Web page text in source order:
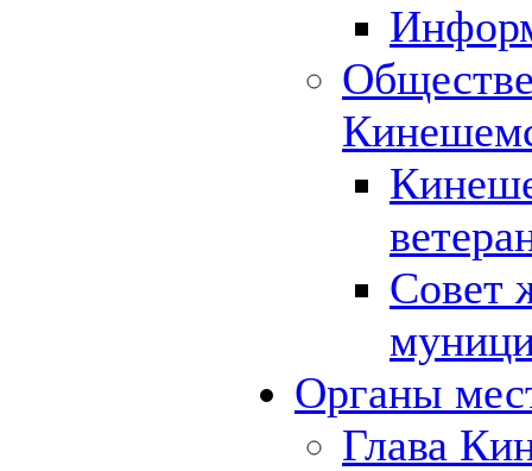
Совет
Органы
Глава